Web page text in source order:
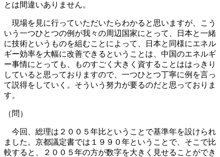
とは間違いありません。
現場を見に行っていただいたらわかると思いますが、こう
いう一つひとつの例が我々の周辺国家にとって、日本と一緒
に技術というものを組むことによって、日本と同様にエネル
ギー効率を大幅に改善できるということは、中国のエネルギ
ー事情にとっても、ものすごく大きく資することははっきり
していると思っておりますので、一つひとつ丁寧に例を言っ
て説得をしていく。そういう努力が要るのだと思っておりま
す。
（問）
今回、総理は２００５年比ということで基準年を設けられ
ました。京都議定書では１９９０年ということで、そこで比
較すると、２００５年の方が数字を大きく見せることができ